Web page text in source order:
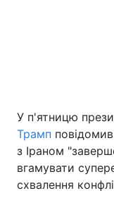
У п'ятницю
Трамп
з Іраном
вгамувати
схвалення